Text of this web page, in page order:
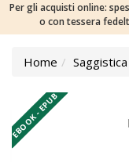
Per gli acquisti online:
o con tessera
Home Saggistica
EBOOK - EPUB